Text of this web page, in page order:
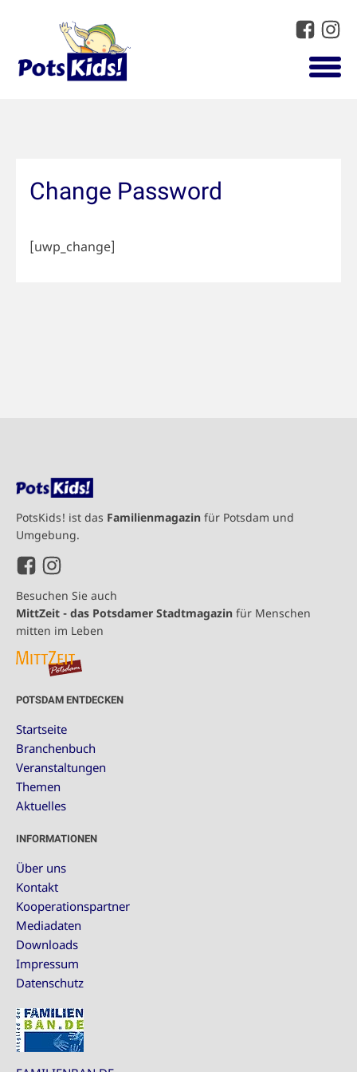
Change Password
[uwp_change]
PotsKids! ist das Familienmagazin für Potsdam und
Umgebung.
Besuchen Sie auch
MittZeit - das Potsdamer Stadtmagazin für Menschen
mitten im Leben
POTSDAM ENTDECKEN
Startseite
Branchenbuch
Veranstaltungen
Themen
Aktuelles
INFORMATIONEN
Über uns
Kontakt
Kooperationspartner
Mediadaten
Downloads
Impressum
Datenschutz